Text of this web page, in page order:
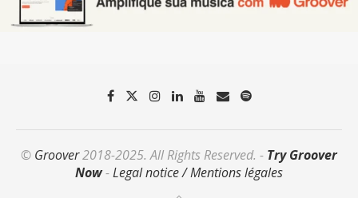
© Groover2018-2025. All Rights Reserved. - Try Groover
Now-Legal notice / Mentions légales